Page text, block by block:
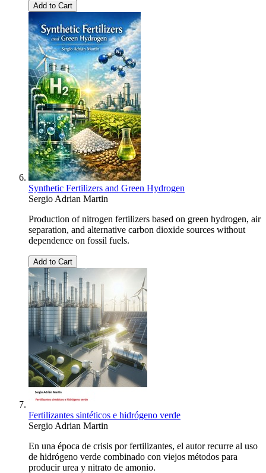
Add to Cart
Synthetic Fertilizers and Green Hydrogen
Sergio Adrian Martin
Production of nitrogen fertilizers based on green hydrogen, air
separation, and alternative carbon dioxide sources without
dependence on fossil fuels.
Add to Cart
Fertilizantes sintéticos e hidrógeno verde
Sergio Adrian Martin
En una época de crisis por fertilizantes, el autor recurre al uso
de hidrógeno verde combinado con viejos métodos para
producir urea y nitrato de amonio.